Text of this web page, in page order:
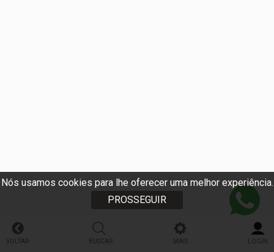
Nós usamos cookies para lhe oferecer uma melhor experiência.
PROSSEGUIR
VOLTAR BUSCAR MAIS LOGIN